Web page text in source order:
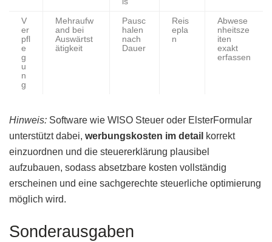
V
er
pfl
e
g
u
n
g
Mehraufw
and bei
Auswärtst
ätigkeit
Pausc
halen
nach
Dauer
Reis
epla
n
Abwese
nheitsze
iten
exakt
erfassen
Hinweis: Software wie WISO Steuer oder ElsterFormular
unterstützt dabei, werbungskosten im detail korrekt
einzuordnen und die steuererklärung plausibel
aufzubauen, sodass absetzbare kosten vollständig
erscheinen und eine sachgerechte steuerliche optimierung
möglich wird.
Sonderausgaben